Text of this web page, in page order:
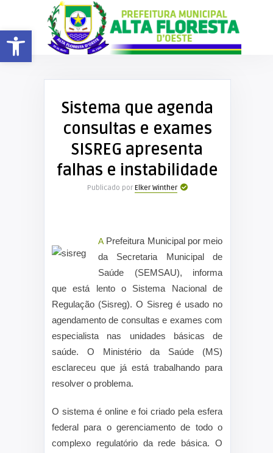
Barra de Ferramentas Aberta
Sistema que agenda
consultas e exames
SISREG apresenta
falhas e instabilidade
Publicado por Elker Winther
A Prefeitura Municipal por meio
da Secretaria Municipal de
Saúde (SEMSAU), informa
que está lento o Sistema Nacional de
Regulação (Sisreg). O Sisreg é usado no
agendamento de consultas e exames com
especialista nas unidades básicas de
saúde. O Ministério da Saúde (MS)
esclareceu que já está trabalhando para
resolver o problema.
O sistema é online e foi criado pela esfera
federal para o gerenciamento de todo o
complexo regulatório da rede básica. O